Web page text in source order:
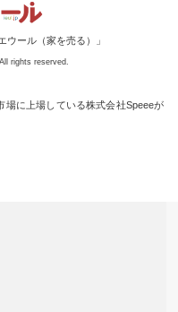
ウール（家を売る）」
rights reserved.
場に上場している株式会社Speeeが